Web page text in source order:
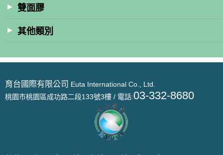
雙面膠
其他類別
育台國際有限公司 Euta International Co., Ltd.
桃園市桃園區成功路二段133號3樓 / 電話:03-332-8680